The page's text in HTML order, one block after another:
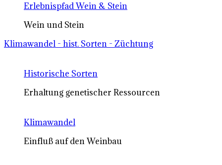
Erlebnispfad Wein & Stein
Wein und Stein
Klimawandel - hist. Sorten - Züchtung
Historische Sorten
Erhaltung genetischer Ressourcen
Klimawandel
Einfluß auf den Weinbau